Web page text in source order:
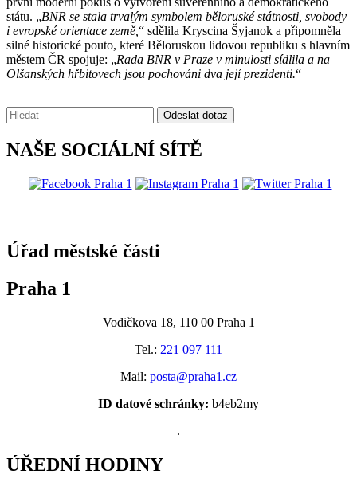
státu. „BNR se stala trvalým symbolem běloruské státnosti, svobody
i evropské orientace země, “ sdělila Kryscina Šyjanok a připomněla
silné historické pouto, které Běloruskou lidovou republiku s hlavním
městem ČR spojuje: „Rada BNR v Praze v minulosti sídlila a na
Olšanských hřbitovech jsou pochováni dva její prezidenti.“
Vyhledávání: Odeslat dotaz
NAŠE SOCIÁLNÍ SÍTĚ
Úřad městské části
Praha 1
Vodičkova 18, 110 00 Praha 1
Tel.: 221 097 111
Mail: posta@praha1.cz
ID datové schránky: b4eb2my
.
ÚŘEDNÍ HODINY